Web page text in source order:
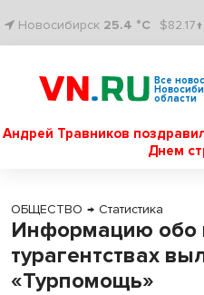
Новосибирск 25.4 °C $82.17↑
Все
области
Андрей Травников
Днем
ОБЩЕСТВО → Статистика
Информацию обо
турагентствах
«Турпомощь»